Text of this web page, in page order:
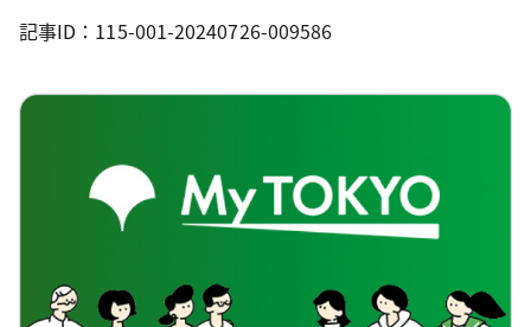
記事ID：115-001-20240726-009586